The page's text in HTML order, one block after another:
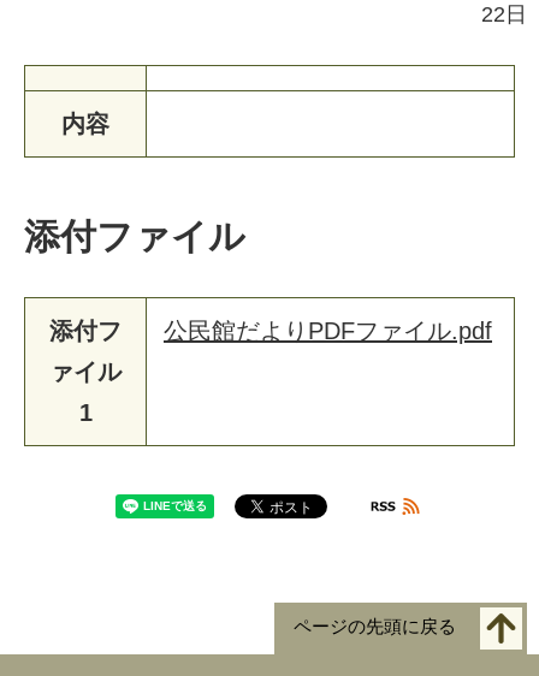
22日
内容
添付ファイル
添付フ
ァイル
1
公民館だよりPDFファイル.pdf
ページの先頭に戻る